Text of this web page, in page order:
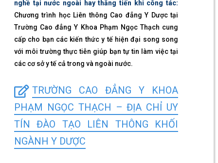
nghề tại nước ngoài hay thăng tiến khi công tác:
Chương trình học Liên thông Cao đẳng Y Dược tại
Trường Cao đẳng Y Khoa Phạm Ngọc Thạch cung
cấp cho bạn các kiến thức y tế hiện đại song song
với môi trường thực tiễn giúp bạn tự tin làm việc tại
các cơ sở y tế cả trong và ngoài nước.
TRƯỜNG CAO ĐẲNG Y KHOA
PHẠM NGỌC THẠCH – ĐỊA CHỈ UY
TÍN ĐÀO TẠO LIÊN THÔNG KHỐI
NGÀNH Y DƯỢC